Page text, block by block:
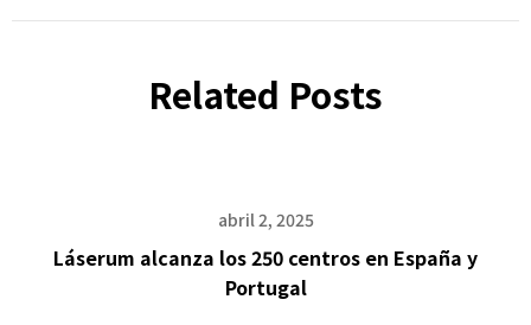
Related Posts
abril 2, 2025
Láserum alcanza los 250 centros en España y
Portugal